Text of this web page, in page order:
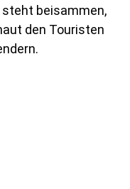
steht beisammen,
den Touristen